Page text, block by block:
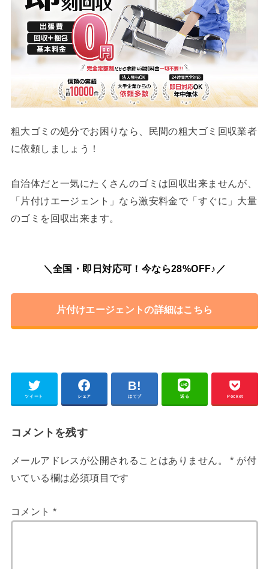
粗大ゴミの処分でお困りなら、民間の粗大ゴミ回収業者
に依頼しましょう！
自治体だと一気にたくさんのゴミは回収出来ませんが、
「片付けエージェント」なら激安料金で「すぐに」大量
のゴミを回収出来ます。
＼全国・即日対応可！今なら28%OFF♪／
片付けエージェントの詳細はこちら
ツイート シェア はてブ 送る Pocket
コメントを残す
メールアドレスが公開されることはありません。 * が付
いている欄は必須項目です
コメント *